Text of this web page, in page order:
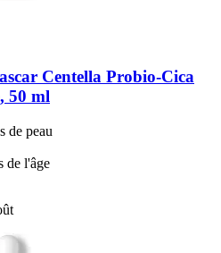
Centella Probio-​Cica
50 ml
de peau
de l'âge